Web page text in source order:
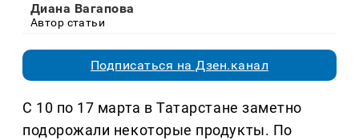
Диана Вагапова
Автор статьи
Подписаться на Дзен.канал
С 10 по 17 марта в Татарстане заметно
подорожали некоторые продукты. По